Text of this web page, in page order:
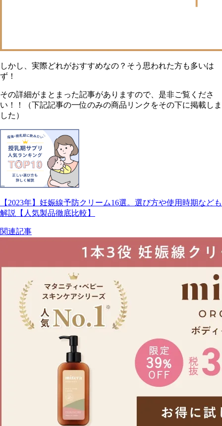
しかし、実際どれがおすすめなの？そう思われた方も多いは
ず！
その詳細がまとまった記事がありますので、是非ご覧くださ
い！！（下記記事の一位のみの商品リンクをその下に掲載しま
した）
【2023年】妊娠線予防クリーム16選。選び方や使用時期なども
解説【人気製品徹底比較】
関連記事